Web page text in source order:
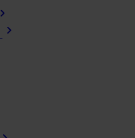
chevron_right
chevron_right